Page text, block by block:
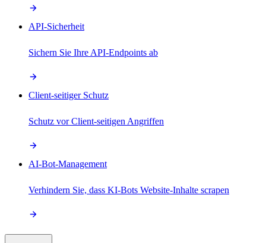
API-Sicherheit
Sichern Sie Ihre API-Endpoints ab
Client-seitiger Schutz
Schutz vor Client-seitigen Angriffen
AI-Bot-Management
Verhindern Sie, dass KI-Bots Website-Inhalte scrapen